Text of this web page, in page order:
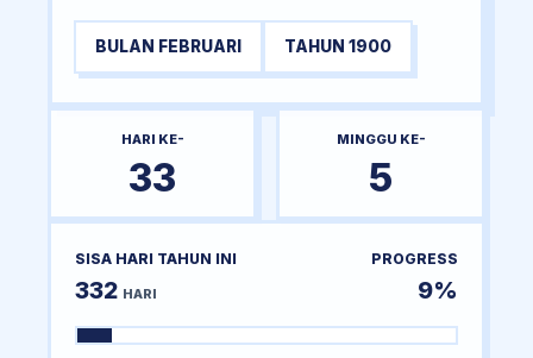
BULAN FEBRUARI TAHUN 1900
HARI KE-
33
MINGGU KE-
5
SISA HARI TAHUN INI
332 HARI
PROGRESS
9%